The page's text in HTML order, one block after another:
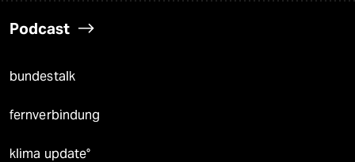
Podcast
bundestalk
fernverbindung
klima update°